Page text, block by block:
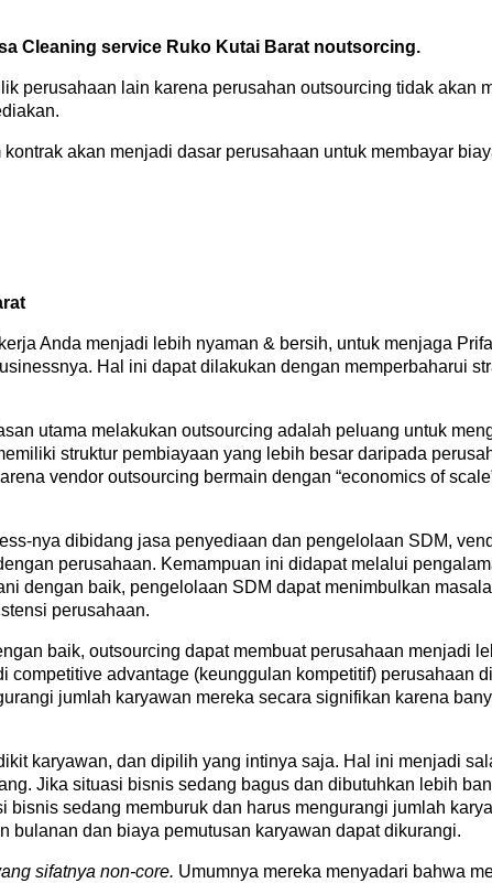
Cleaning service Ruko Kutai Barat noutsorcing.
perusahaan lain karena perusahan outsourcing tidak akan
akan menjadi dasar perusahaan untuk membayar
Anda menjadi lebih nyaman & bersih, untuk menjaga
Hal ini dapat dilakukan dengan memperbaharui
utama melakukan outsourcing adalah peluang untuk
struktur pembiayaan yang lebih besar daripada
vendor outsourcing bermain dengan “economics of
nya dibidang jasa penyediaan dan pengelolaan SDM,
perusahaan. Kemampuan ini didapat melalui
dengan baik, pengelolaan SDM dapat menimbulkan
perusahaan.
baik, outsourcing dapat membuat perusahaan menjadi
advantage (keunggulan kompetitif) perusahaan
jumlah karyawan mereka secara signifikan karena
karyawan, dan dipilih yang intinya saja. Hal ini menjadi
Jika situasi bisnis sedang bagus dan dibutuhkan lebih
sedang memburuk dan harus mengurangi jumlah
bulanan dan biaya pemutusan karyawan dapat dikurangi.
sifatnya non-core. Umumnya mereka menyadari bahwa